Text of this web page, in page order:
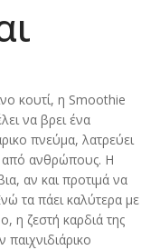
κουτί, η Smoothie
να βρει ένα
πνεύμα, λατρεύει
από ανθρώπους. Η
αν και προτιμά να
τα πάει καλύτερα με
η ζεστή καρδιά της